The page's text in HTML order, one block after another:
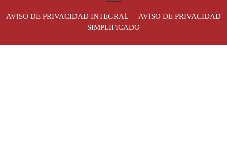
AVISO DE PRIVACIDAD INTEGRAL AVISO DE PRIVACIDAD
SIMPLIFICADO